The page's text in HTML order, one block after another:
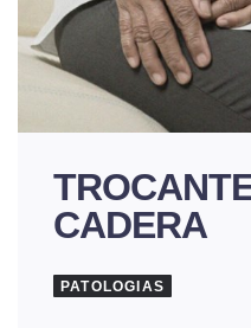
CADERA
PATOLOGIAS